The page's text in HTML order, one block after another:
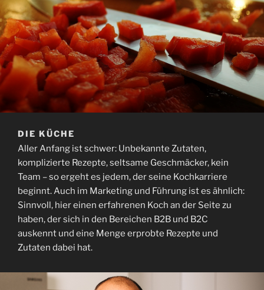
DIE KÜCHE
Aller Anfang ist schwer: Unbekannte Zutaten,
komplizierte Rezepte, seltsame Geschmäcker, kein
Team – so ergeht es jedem, der seine Kochkarriere
beginnt. Auch im Marketing und Führung ist es ähnlich:
Sinnvoll, hier einen erfahrenen Koch an der Seite zu
haben, der sich in den Bereichen B2B und B2C
auskennt und eine Menge erprobte Rezepte und
Zutaten dabei hat.